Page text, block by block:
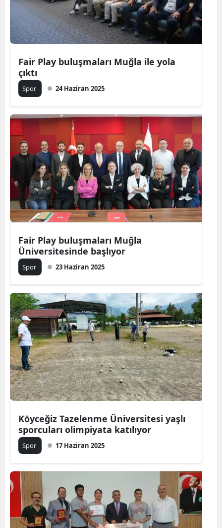
Fair Play buluşmaları Muğla ile yola
çıktı
Spor 24 Haziran 2025
Fair Play buluşmaları Muğla
Üniversitesinde başlıyor
Spor 23 Haziran 2025
Köyceğiz Tazelenme Üniversitesi yaşlı
sporcuları olimpiyata katılıyor
Spor 17 Haziran 2025